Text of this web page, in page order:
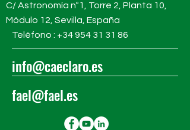
C/ Astronomía nº1, Torre 2, Planta 10,
Módulo 12, Sevilla, España
Teléfono : +34954 31 31 86
info@caeclaro.es
fael@fael.es